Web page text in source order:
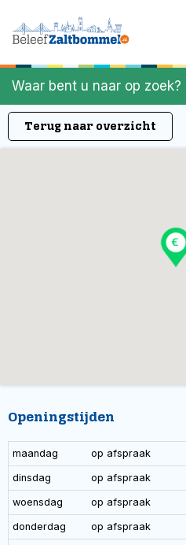
Waar bent u naar op zoek?
Terug naar overzicht
Openingstijden
maandag op afspraak
dinsdag op afspraak
woensdag op afspraak
donderdag op afspraak